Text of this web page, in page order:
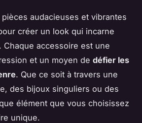
audacieuses et vibrantes
créer un look qui incarne
Chaque accessoire est une
et un moyen de défier les
. Que ce soit à travers une
des bijoux singuliers ou des
élément que vous choisissez
unique.